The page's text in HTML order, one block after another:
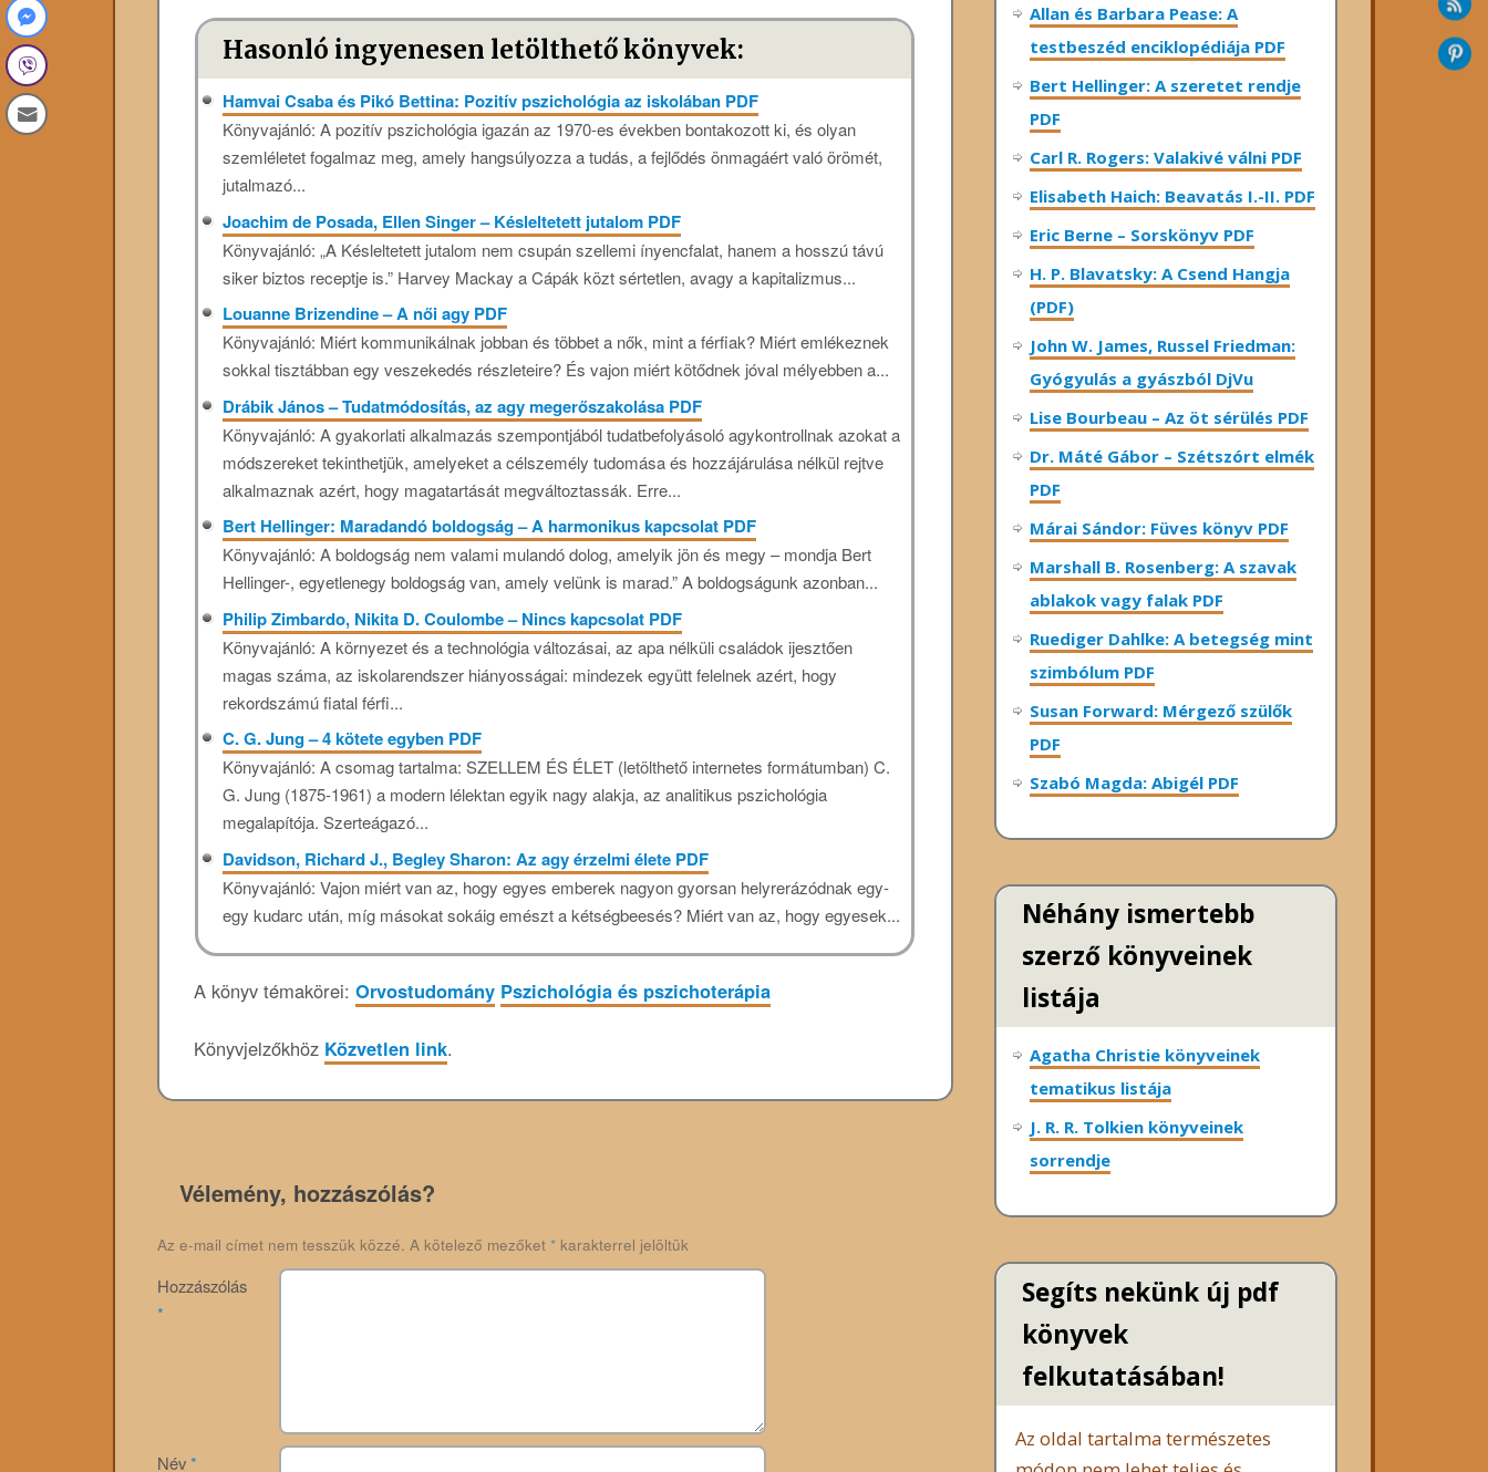
Hasonló ingyenesen letölthető könyvek:
Hamvai Csaba és Pikó Bettina: Pozitív pszichológia az iskolában PDF
Könyvajánló: A pozitív pszichológia igazán az 1970-es években bontakozott ki, és olyan
szemléletet fogalmaz meg, amely hangsúlyozza a tudás, a fejlődés önmagáért való örömét,
jutalmazó...
Joachim de Posada, Ellen Singer – Késleltetett jutalom PDF
Könyvajánló: „A Késleltetett jutalom nem csupán szellemi ínyencfalat, hanem a hosszú távú
siker biztos receptje is.” Harvey Mackay a Cápák közt sértetlen, avagy a kapitalizmus...
Louanne Brizendine – A női agy PDF
Könyvajánló: Miért kommunikálnak jobban és többet a nők, mint a férfiak? Miért emlékeznek
sokkal tisztábban egy veszekedés részleteire? És vajon miért kötődnek jóval mélyebben a...
Drábik János – Tudatmódosítás, az agy megerőszakolása PDF
Könyvajánló: A gyakorlati alkalmazás szempontjából tudatbefolyásoló agykontrollnak azokat a
módszereket tekinthetjük, amelyeket a célszemély tudomása és hozzájárulása nélkül rejtve
alkalmaznak azért, hogy magatartását megváltoztassák. Erre...
Bert Hellinger: Maradandó boldogság – A harmonikus kapcsolat PDF
Könyvajánló: A boldogság nem valami mulandó dolog, amelyik jön és megy – mondja Bert
Hellinger-, egyetlenegy boldogság van, amely velünk is marad.” A boldogságunk azonban...
Philip Zimbardo, Nikita D. Coulombe – Nincs kapcsolat PDF
Könyvajánló: A környezet és a technológia változásai, az apa nélküli családok ijesztően
magas száma, az iskolarendszer hiányosságai: mindezek együtt felelnek azért, hogy
rekordszámú fiatal férfi...
C. G. Jung – 4 kötete egyben PDF
Könyvajánló: A csomag tartalma: SZELLEM ÉS ÉLET (letölthető internetes formátumban) C.
G. Jung (1875-1961) a modern lélektan egyik nagy alakja, az analitikus pszichológia
megalapítója. Szerteágazó...
Davidson, Richard J., Begley Sharon: Az agy érzelmi élete PDF
Könyvajánló: Vajon miért van az, hogy egyes emberek nagyon gyorsan helyrerázódnak egy-
egy kudarc után, míg másokat sokáig emészt a kétségbeesés? Miért van az, hogy egyesek...
A könyv témakörei: Orvostudomány Pszichológia és pszichoterápia
Könyvjelzőkhöz Közvetlen link.
Vélemény, hozzászólás?
Az e-mail címet nem tesszük közzé. A kötelező mezőket *karakterrel jelöltük
Hozzászólás
*
Név*
Allan és Barbara Pease: A
testbeszéd enciklopédiája PDF
Bert Hellinger: A ​szeretet rendje
PDF
Carl R. Rogers: Valakivé válni PDF
Elisabeth Haich: Beavatás I.-II. PDF
Eric Berne – Sorskönyv PDF
H. P. Blavatsky: A Csend Hangja
(PDF)
John W. James, Russel Friedman:
Gyógyulás a gyászból DjVu
Lise Bourbeau – Az öt sérülés PDF
Dr. Máté Gábor – Szétszórt elmék
PDF
Márai Sándor: Füves könyv PDF
Marshall B. Rosenberg: A szavak
ablakok vagy falak PDF
Ruediger Dahlke: A betegség mint
szimbólum PDF
Susan Forward: Mérgező szülők
PDF
Szabó Magda: Abigél PDF
Néhány ismertebb
szerző könyveinek
listája
Agatha Christie könyveinek
tematikus listája
J. R. R. Tolkien könyveinek
sorrendje
Segíts nekünk új pdf
könyvek
felkutatásában!
Az oldal tartalma természetes